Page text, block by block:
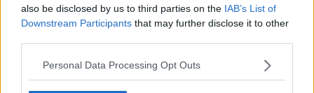
also be disclosed by us to third parties on the IAB’s List of
Downstream Participants that may further disclose it to other
Personal Data Processing Opt Outs
Reg: Okt 2008